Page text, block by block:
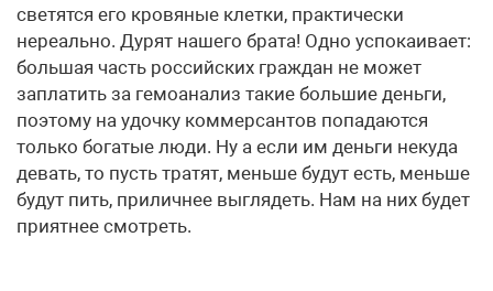
светятся его кровяные клетки, практически
нереально. Дурят нашего брата! Одно успокаивает:
большая часть российских граждан не может
заплатить за гемоанализ такие большие деньги,
поэтому на удочку коммерсантов попадаются
только богатые люди. Ну а если им деньги некуда
девать, то пусть тратят, меньше будут есть, меньше
будут пить, приличнее выглядеть. Нам на них будет
приятнее смотреть.